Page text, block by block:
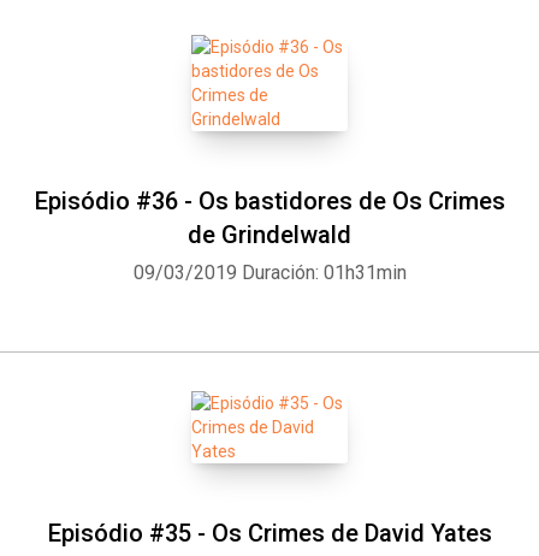
Episódio #36 - Os bastidores de Os Crimes
de Grindelwald
09/03/2019 Duración: 01h31min
Episódio #35 - Os Crimes de David Yates